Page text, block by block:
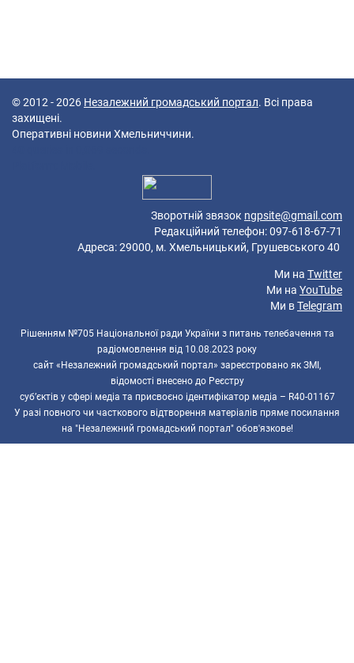
© 2012 - 2026 Незалежний громадський портал. Всі права
захищені.
Оперативні новини Хмельниччини.
Зворотній звязок ngpsite@gmail.com
Редакційний телефон: 097-618-67-71
Адреса: 29000, м. Хмельницький, Грушевського 40
Ми на Twitter
Ми на YouTube
Ми вTelegram
Рішенням №705 Національної ради України з питань телебачення та
радіомовлення від 10.08.2023 року
сайт «Незалежний громадський портал» зареєстровано як ЗМІ,
відомості внесено до Реєстру
суб’єктів у сфері медіа та присвоєно ідентифікатор медіа – R40-01167
У разі повного чи часткового відтворення матеріалів пряме посилання
на "Незалежний громадський портал" обов'язкове!